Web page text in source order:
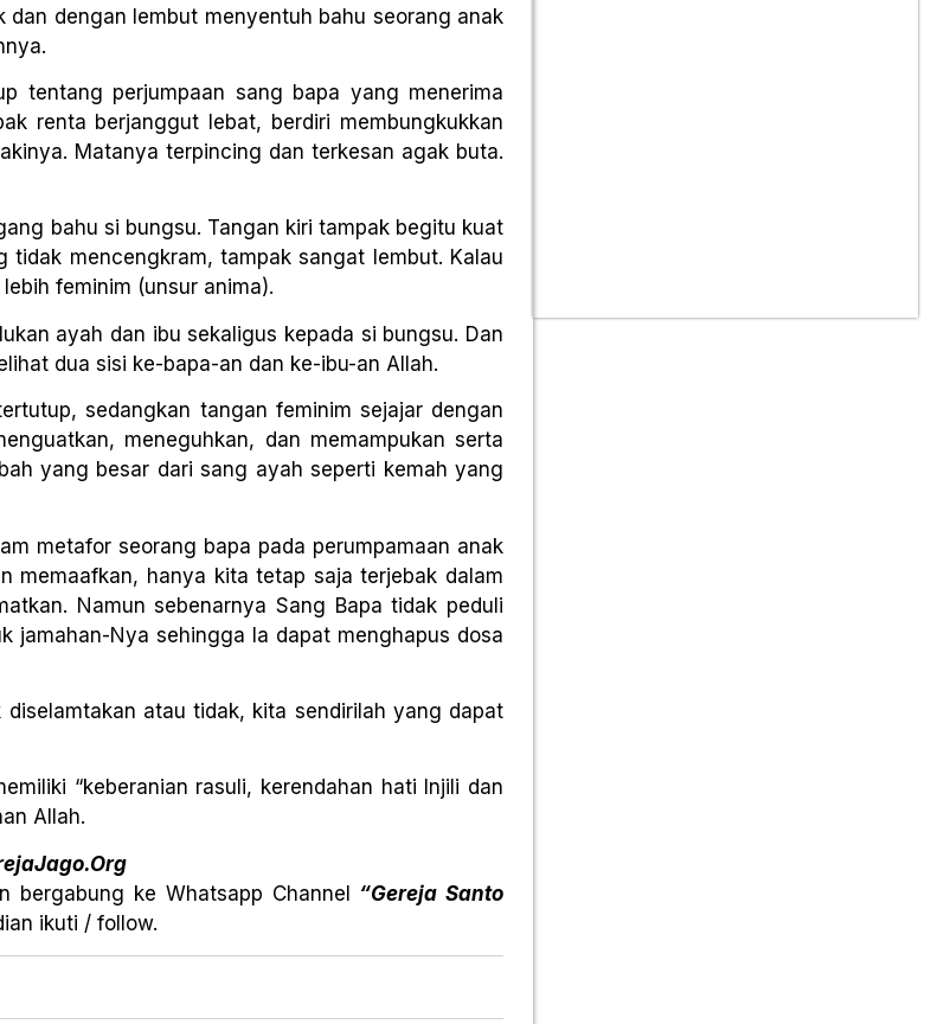
dengan lembut menyentuh bahu seorang anak
tentang perjumpaan sang bapa yang menerima
renta berjanggut lebat, berdiri membungkukkan
Matanya terpincing dan terkesan agak buta.
bahu si bungsu. Tangan kiri tampak begitu kuat
mencengkram, tampak sangat lembut. Kalau
feminim (unsur anima).
ayah dan ibu sekaligus kepada si bungsu. Dan
dua sisi ke-bapa-an dan ke-ibu-an Allah.
sedangkan tangan feminim sejajar dengan
meneguhkan, dan memampukan serta
yang besar dari sang ayah seperti kemah yang
metafor seorang bapa pada perumpamaan anak
memaafkan, hanya kita tetap saja terjebak dalam
Namun sebenarnya Sang Bapa tidak peduli
jamahan-Nya sehingga Ia dapat menghapus dosa
atau tidak, kita sendirilah yang dapat
“keberanian rasuli, kerendahan hati Injili dan
Allah.
bergabung ke Whatsapp Channel “Gereja Santo
ikuti / follow.